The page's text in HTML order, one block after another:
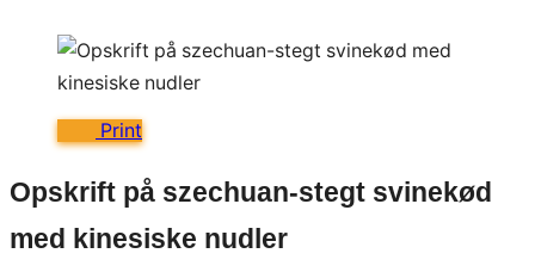
Print
Opskrift på szechuan-stegt svinekød
med kinesiske nudler